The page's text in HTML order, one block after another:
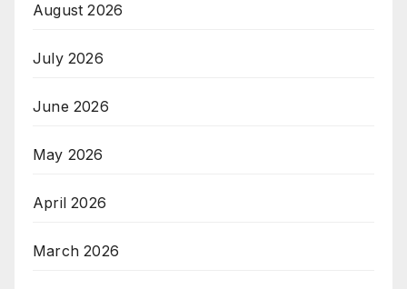
August 2026
July 2026
June 2026
May 2026
April 2026
March 2026